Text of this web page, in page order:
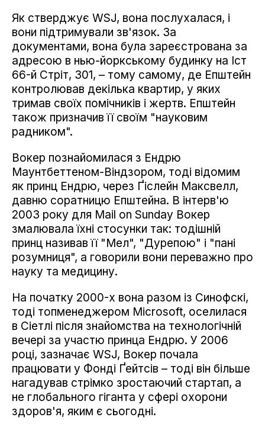
Як стверджує WSJ, вона послухалася, і
вони підтримували зв'язок. За
документами, вона була зареєстрована за
адресою в нью-йоркському будинку на Іст
66-й Стріт, 301, – тому самому, де Епштейн
контролював декілька квартир, у яких
тримав своїх помічників і жертв. Епштейн
також призначив її своїм "науковим
радником".
Вокер познайомилася з Ендрю
Маунтбеттеном-Віндзором, тоді відомим
як принц Ендрю, через Ґіслейн Максвелл,
давню соратницю Епштейна. В інтерв'ю
2003 року для Mail on Sunday Вокер
змалювала їхні стосунки так: тодішній
принц називав її "Мел", "Дурепою" і "пані
розумниця", а говорили вони переважно про
науку та медицину.
На початку 2000-х вона разом із Синофскі,
тоді топменеджером Microsoft, оселилася
в Сіетлі після знайомства на технологічній
вечері за участю принца Ендрю. У 2006
році, зазначає WSJ, Вокер почала
працювати у Фонді Ґейтсів – тоді він більше
нагадував стрімко зростаючий стартап, а
не глобального гіганта у сфері охорони
здоров'я, яким є сьогодні.